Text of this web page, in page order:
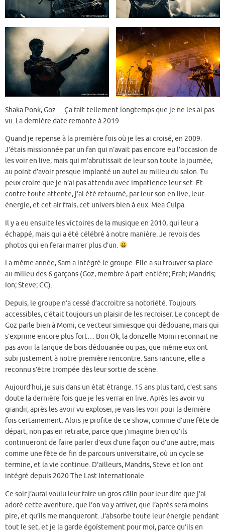
Shaka Ponk, Goz… Ça fait tellement longtemps que je ne les ai pas
vu. La dernière date remonte à 2019.
Quand je repense à la première fois où je les ai croisé, en 2009.
J’étais missionnée par un fan qui n’avait pas encore eu l’occasion de
les voir en live, mais qui m’abrutissait de leur son toute la journée,
au point d’avoir presque implanté un autel au milieu du salon. Tu
peux croire que je n’ai pas attendu avec impatience leur set. Et
contre toute attente, j’ai été retourné, par leur son en live, leur
énergie, et cet air frais, cet univers bien à eux. Mea Culpa.
Il y a eu ensuite les victoires de la musique en 2010, qui leur a
échappé, mais qui a été célébré à notre manière. Je revois des
photos qui en ferai marrer plus d’un.
La même année, Sam a intégré le groupe. Elle a su trouver sa place
au milieu des 6 garçons (Goz, membre à part entière; Frah; Mandris;
Ion; Steve; CC).
Depuis, le groupe n’a cessé d’accroitre sa notoriété. Toujours
accessibles, c’était toujours un plaisir de les recroiser. Le concept de
Goz parle bien à Momi, ce vecteur simiesque qui dédouane, mais qui
s’exprime encore plus fort… Bon Ok, la donzelle Momi reconnait ne
pas avoir la langue de bois dédouanée ou pas, que même eux ont
subi justement à notre première rencontre. Sans rancune, elle a
reconnu s’être trompée dès leur sortie de scène.
Aujourd’hui, je suis dans un état étrange. 15 ans plus tard, c’est sans
doute la dernière fois que je les verrai en live. Après les avoir vu
grandir, après les avoir vu exploser, je vais les voir pour la dernière
fois certainement. Alors je profite de ce show, comme d’une fête de
départ, non pas en retraite, parce que j’imagine bien qu’ils
continueront de faire parler d’eux d’une façon ou d’une autre; mais
comme une fête de fin de parcours universitaire, où un cycle se
termine, et la vie continue. D’ailleurs, Mandris, Steve et Ion ont
intégré depuis 2020 The Last Internationale.
Ce soir j’aurai voulu leur faire un gros câlin pour leur dire que j’ai
adoré cette aventure, que l’on va y arriver, que l’après sera moins
pire, et qu’ils me manqueront. J’absorbe toute leur énergie pendant
tout le set, et je la garde égoïstement pour moi, parce qu’ils en